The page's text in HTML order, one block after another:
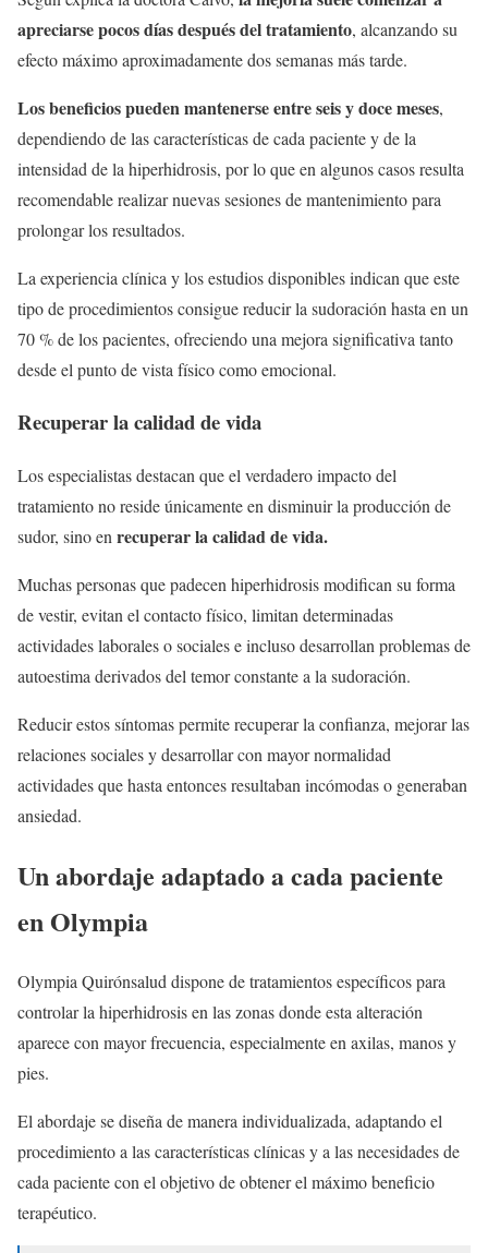
apreciarse pocos días después del tratamiento, alcanzando su
efecto máximo aproximadamente dos semanas más tarde.
Los beneficios pueden mantenerse entre seis y doce meses,
dependiendo de las características de cada paciente y de la
intensidad de la hiperhidrosis, por lo que en algunos casos resulta
recomendable realizar nuevas sesiones de mantenimiento para
prolongar los resultados.
La experiencia clínica y los estudios disponibles indican que este
tipo de procedimientos consigue reducir la sudoración hasta en un
70 % de los pacientes, ofreciendo una mejora significativa tanto
desde el punto de vista físico como emocional.
Recuperar la calidad de vida
Los especialistas destacan que el verdadero impacto del
tratamiento no reside únicamente en disminuir la producción de
sudor, sino en recuperar la calidad de vida.
Muchas personas que padecen hiperhidrosis modifican su forma
de vestir, evitan el contacto físico, limitan determinadas
actividades laborales o sociales e incluso desarrollan problemas de
autoestima derivados del temor constante a la sudoración.
Reducir estos síntomas permite recuperar la confianza, mejorar las
relaciones sociales y desarrollar con mayor normalidad
actividades que hasta entonces resultaban incómodas o generaban
ansiedad.
Un abordaje adaptado a cada paciente
en Olympia
Olympia Quirónsalud dispone de tratamientos específicos para
controlar la hiperhidrosis en las zonas donde esta alteración
aparece con mayor frecuencia, especialmente en axilas, manos y
pies.
El abordaje se diseña de manera individualizada, adaptando el
procedimiento a las características clínicas y a las necesidades de
cada paciente con el objetivo de obtener el máximo beneficio
terapéutico.